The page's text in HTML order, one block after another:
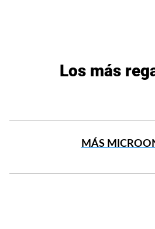
Los más
MÁS